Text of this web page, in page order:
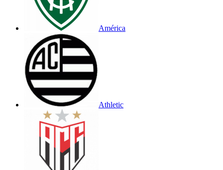
América
Athletic